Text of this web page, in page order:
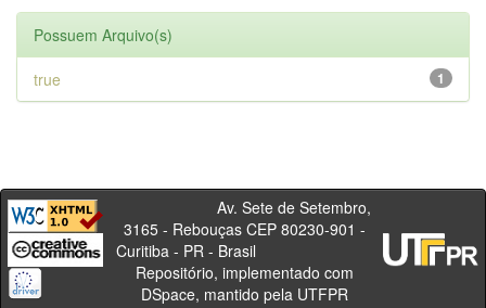
Possuem Arquivo(s)
1
true
Av. Sete de Setembro,
3165 - Rebouças CEP 80230-901 -
Curitiba - PR - Brasil
Repositório, implementado com
DSpace, mantido pela UTFPR